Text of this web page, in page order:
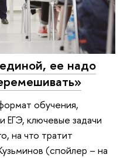
ее надо
обучения,
ЕГЭ, ключевые задачи
на что тратит
(спойлер – на